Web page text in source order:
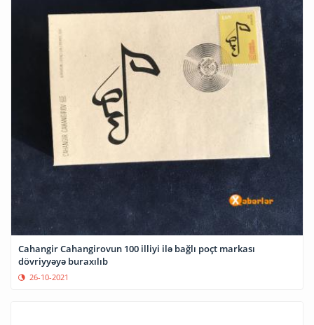
Cahangir Cahangirovun 100 illiyi ilə bağlı poçt markası
dövriyyəyə buraxılıb
26-10-2021